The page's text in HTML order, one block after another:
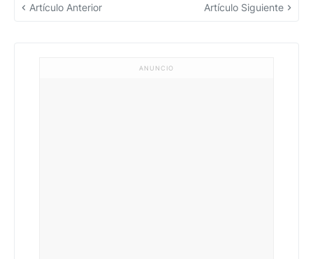
Artículo Anterior Artículo Siguiente
ANUNCIO